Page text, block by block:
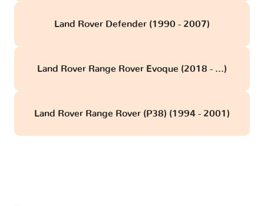
Land Rover Defender (1990 - 2007)
Land Rover Range Rover Evoque (2018 - ...)
Land Rover Range Rover (P38) (1994 - 2001)